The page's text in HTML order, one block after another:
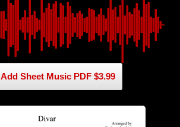
Add Sheet Music PDF $3.99